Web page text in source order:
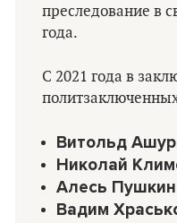
преследование в
года.
С 2021 года в
Витольд
Николай
Алесь Пушкин
Вадим